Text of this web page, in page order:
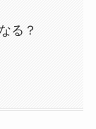
る？